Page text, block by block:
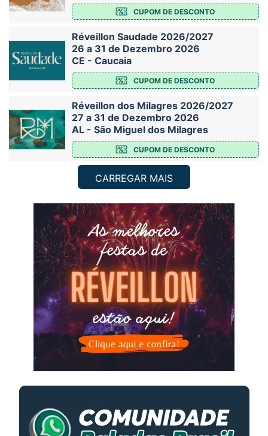
CUPOM DE DESCONTO
Réveillon Saudade 2026/2027
26 a 31 de Dezembro 2026
CE - Caucaia
CUPOM DE DESCONTO
Réveillon dos Milagres 2026/2027
27 a 31 de Dezembro 2026
AL - São Miguel dos Milagres
CUPOM DE DESCONTO
CARREGAR MAIS